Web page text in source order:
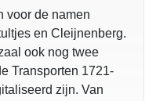
voor de namen
en Cleijnenberg.
ook nog twee
Transporten 1721-
zijn. Van